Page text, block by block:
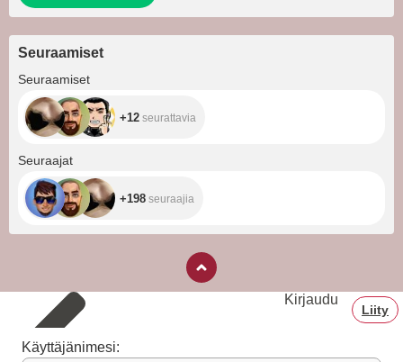
Seuraamiset
Seuraamiset
+12 seurattavia
Seuraajat
+198 seuraajia
Kirjaudu
Liity
Käyttäjänimesi: